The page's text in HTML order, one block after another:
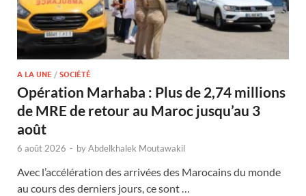
A LA UNE / SOCIÉTÉ
Opération Marhaba : Plus de 2,74 millions
de MRE de retour au Maroc jusqu’au 3
août
6 août 2026 - byAbdelkhalek Moutawakil
Avec l’accélération des arrivées des Marocains du monde
au cours des derniers jours, ce sont …